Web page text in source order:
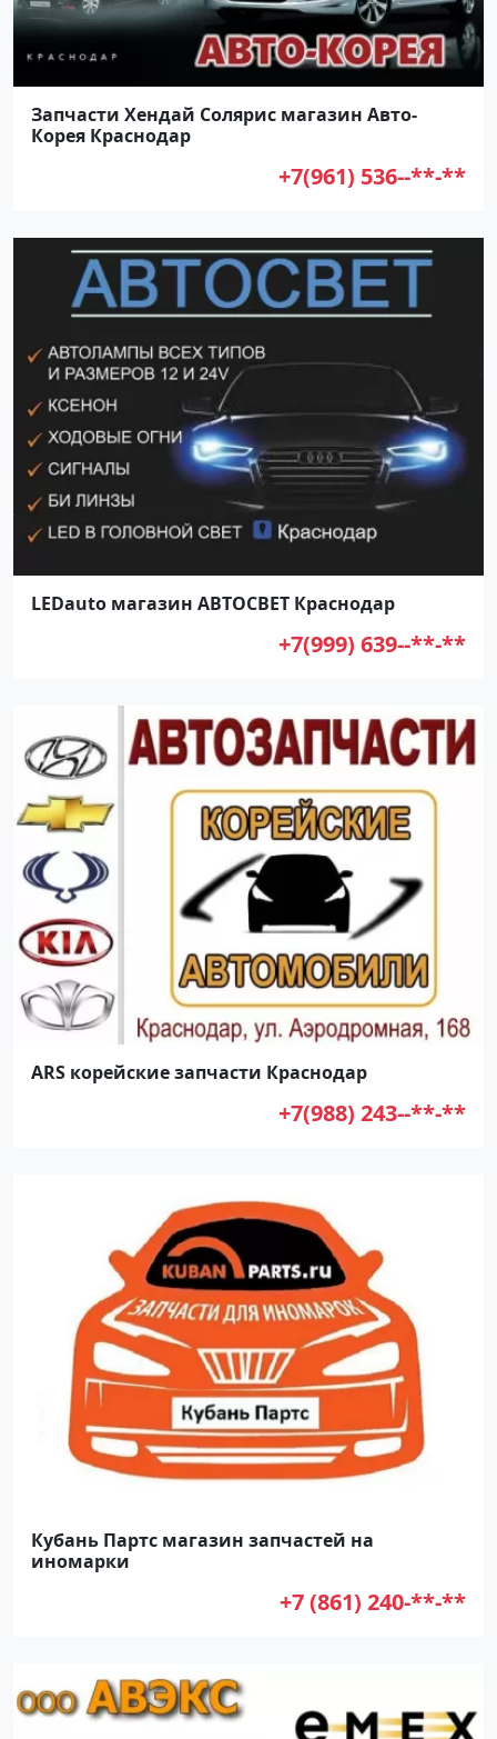
Запчасти Хендай Солярис магазин Авто-
Корея Краснодар
+7(961) 536--**-**
LEDauto магазин АВТОСВЕТ Краснодар
+7(999) 639--**-**
ARS корейские запчасти Краснодар
+7(988) 243--**-**
Кубань Партс магазин запчастей на
иномарки
+7 (861) 240-**-**